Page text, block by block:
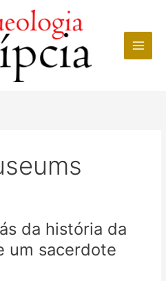
da história da
um sacerdote